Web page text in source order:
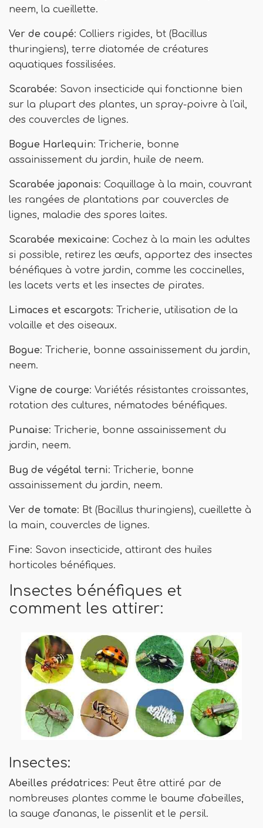
neem, la cueillette.
Ver de coupé: Colliers rigides, bt (Bacillus
thuringiens), terre diatomée de créatures
aquatiques fossilisées.
Scarabée: Savon insecticide qui fonctionne bien
sur la plupart des plantes, un spray-poivre à l'ail,
des couvercles de lignes.
Bogue Harlequin: Tricherie, bonne
assainissement du jardin, huile de neem.
Scarabée japonais: Coquillage à la main, couvrant
les rangées de plantations par couvercles de
lignes, maladie des spores laites.
Scarabée mexicaine: Cochez à la main les adultes
si possible, retirez les œufs, apportez des insectes
bénéfiques à votre jardin, comme les coccinelles,
les lacets verts et les insectes de pirates.
Limaces et escargots: Tricherie, utilisation de la
volaille et des oiseaux.
Bogue: Tricherie, bonne assainissement du jardin,
neem.
Vigne de courge: Variétés résistantes croissantes,
rotation des cultures, nématodes bénéfiques.
Punaise: Tricherie, bonne assainissement du
jardin, neem.
Bug de végétal terni: Tricherie, bonne
assainissement du jardin, neem.
Ver de tomate: Bt (Bacillus thuringiens), cueillette à
la main, couvercles de lignes.
Fine: Savon insecticide, attirant des huiles
horticoles bénéfiques.
Insectes bénéfiques et
comment les attirer:
Insectes:
Abeilles prédatrices: Peut être attiré par de
nombreuses plantes comme le baume d'abeilles,
la sauge d'ananas, le pissenlit et le persil.